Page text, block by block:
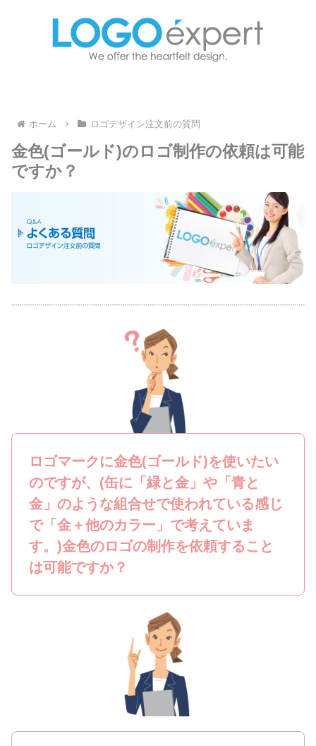
ホーム ロゴデザイン注文前の質問
金色(ゴールド)のロゴ制作の依頼は可能
ですか？
ロゴマークに金色(ゴールド)を使いたい
のですが、(缶に「緑と金」や「青と
金」のような組合せで使われている感じ
で「金＋他のカラー」で考えていま
す。)金色のロゴの制作を依頼すること
は可能ですか？